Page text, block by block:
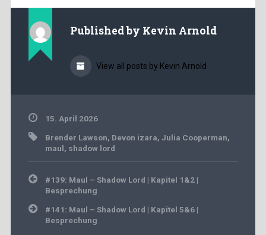
Published by Kevin Arnold
View all posts by Kevin Arnold
15. April 2026
Brender Lawson, Devon izara, Julia Cooperman,
maul, shadow lord
Beitragsnavigation
#139: Maul – Shadow Lord | Kapitel 1&2 |
Besprechung
#141: Maul – Shadow Lord | Kapitel 5&6 |
Besprechung